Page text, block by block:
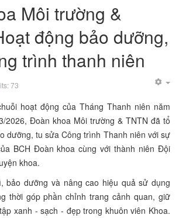
Môi trường &
động bảo dưỡng,
trình thanh niên
73
hoạt động của Tháng Thanh niên năm
2026, Đoàn khoa Môi trường & TNTN đã tổ
dưỡng, tu sửa Công trình Thanh niên với sự
BCH Đoàn khoa cùng với thành niên Đội
khoa.
bảo dưỡng và nâng cao hiệu quả sử dụng
thời góp phần chỉnh trang cảnh quan, giữ
xanh - sạch - đẹp trong khuôn viên Khoa.